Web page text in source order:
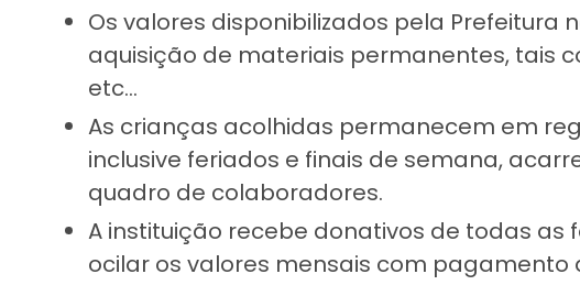
Os valores disponibilizados pela Prefeitura
aquisição de materiais permanentes, tais
etc…
As crianças acolhidas permanecem em
inclusive feriados e finais de semana,
quadro de colaboradores.
A instituição recebe donativos de todas as
ocilar os valores mensais com pagamento